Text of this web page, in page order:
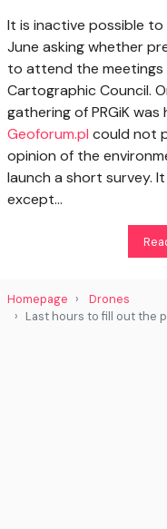
It is inactive possible
June asking whether
to attend the
Cartographic Council.
gathering of PRGiK
Geoforum.pl could not
opinion of the
launch a short survey.
except...
Homepage
Drones
Last hours to fill out the